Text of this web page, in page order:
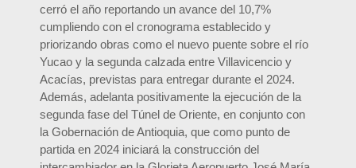
cerró el año reportando un avance del 10,7%
cumpliendo con el cronograma establecido y
priorizando obras como el nuevo puente sobre el río
Yucao y la segunda calzada entre Villavicencio y
Acacías, previstas para entregar durante el 2024.
Además, adelanta positivamente la ejecución de la
segunda fase del Túnel de Oriente, en conjunto con
la Gobernación de Antioquia, que como punto de
partida en 2024 iniciará la construcción del